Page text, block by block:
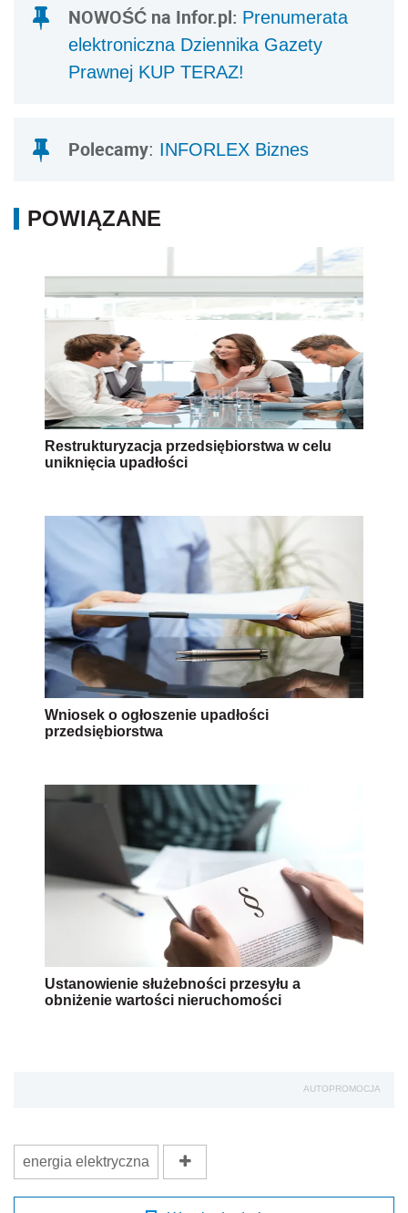
NOWOŚĆ na Infor.pl: Prenumerata
elektroniczna Dziennika Gazety
Prawnej KUP TERAZ!
Polecamy: INFORLEX Biznes
POWIĄZANE
Restrukturyzacja przedsiębiorstwa w celu
uniknięcia upadłości
Wniosek o ogłoszenie upadłości
przedsiębiorstwa
Ustanowienie służebności przesyłu a
obniżenie wartości nieruchomości
AUTOPROMOCJA
energia elektryczna